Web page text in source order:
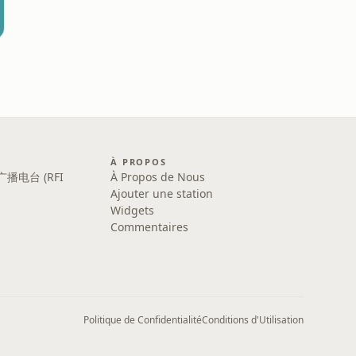
播电台 (RFI
À PROPOS
À Propos de Nous
Ajouter une station
Widgets
Commentaires
Politique de ConfidentialitéConditions d'Utilisation